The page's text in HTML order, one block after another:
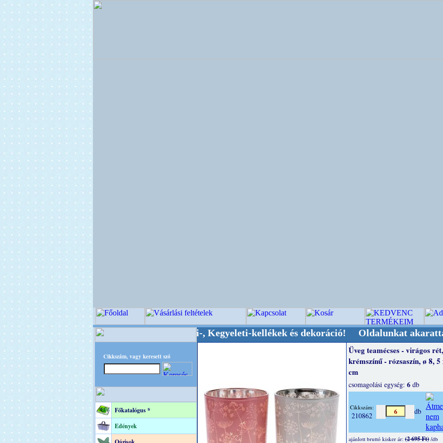
Cikkszám, vagy keresett szó
Főkatalógus *
Edények
Virágkötészeti-, Esküvői-, Kegyeleti-kellékek és dekoráció! Oldalunkat akarattal tartjuk
Üveg teamécses - virágos rét,
krémszínű - rózsaszín, ø 8, 5
cm
csomagolási egység: 6 db
Cikkszám:
210862 db
ajánlott bruttó kisker ár: (2 695 Ft) /db